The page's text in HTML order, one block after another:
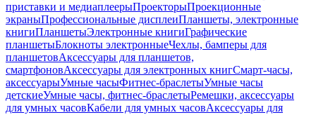
приставки и медиаплеерыПроекторыПроекционные
экраныПрофессиональные дисплеиПланшеты, электронные
книгиПланшетыЭлектронные книгиГрафические
планшетыБлокноты электронныеЧехлы, бамперы для
планшетовАксессуары для планшетов,
смартфоновАксессуары для электронных книгСмарт-часы,
аксессуарыУмные часыФитнес-браслетыУмные часы
детскиеУмные часы, фитнес-браслетыРемешки, аксессуары
для умных часовКабели для умных часовАксессуары для